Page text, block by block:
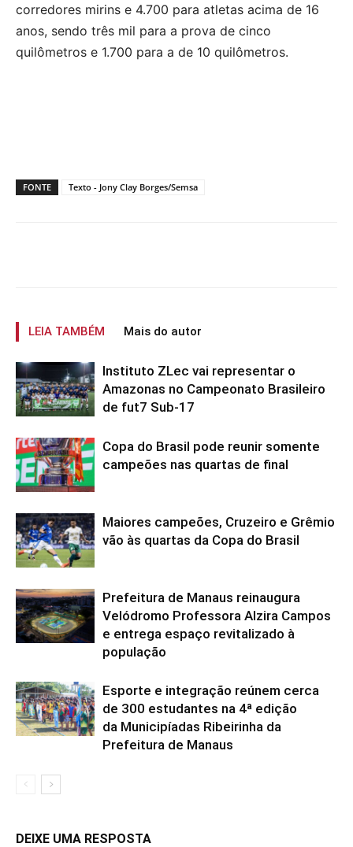
corredores mirins e 4.700 para atletas acima de 16
anos, sendo três mil para a prova de cinco
quilômetros e 1.700 para a de 10 quilômetros.
FONTE Texto - Jony Clay Borges/Semsa
LEIA TAMBÉM Mais do autor
Instituto ZLec vai representar o
Amazonas no Campeonato Brasileiro
de fut7 Sub-17
Copa do Brasil pode reunir somente
campeões nas quartas de final
Maiores campeões, Cruzeiro e Grêmio
vão às quartas da Copa do Brasil
Prefeitura de Manaus reinaugura
Velódromo Professora Alzira Campos
e entrega espaço revitalizado à
população
Esporte e integração reúnem cerca
de 300 estudantes na 4ª edição
da Municipíadas Ribeirinha da
Prefeitura de Manaus
DEIXE UMA RESPOSTA